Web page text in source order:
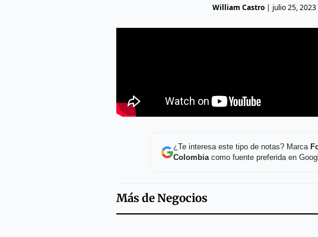
William Castro | julio 25,
¿Te interesa este tipo de notas? Marca
Colombiacomo fuente preferida en
Más deNegocios